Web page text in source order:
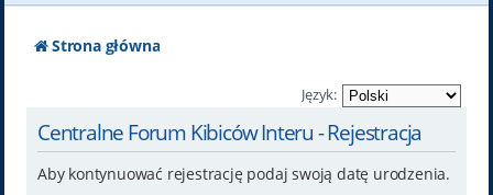
Strona główna
Język:
Centralne Forum Kibiców Interu - Rejestracja
Aby kontynuować rejestrację podaj swoją datę urodzenia.